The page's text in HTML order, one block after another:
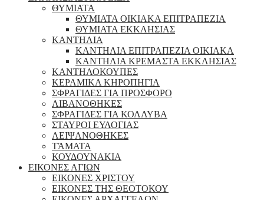
ΘΥΜΙΑΤΑ
ΘΥΜΙΑΤΑ ΟΙΚΙΑΚΑ ΕΠΙΤΡΑΠΕΖΙΑ
ΘΥΜΙΑΤΑ ΕΚΚΛΗΣΙΑΣ
ΚΑΝΤΗΛΙΑ
ΚΑΝΤΗΛΙΑ ΕΠΙΤΡΑΠΕΖΙΑ ΟΙΚΙΑΚΑ
ΚΑΝΤΗΛΙΑ ΚΡΕΜΑΣΤΑ ΕΚΚΛΗΣΙΑΣ
ΚΑΝΤΗΛΟΚΟΥΠΕΣ
ΚΕΡΑΜΙΚΑ ΚΗΡΟΠΗΓΙΑ
ΣΦΡΑΓΙΔΕΣ ΓΙΑ ΠΡΟΣΦΟΡΟ
ΛΙΒΑΝΟΘΗΚΕΣ
ΣΦΡΑΓΙΔΕΣ ΓΙΑ ΚΟΛΛΥΒΑ
ΣΤΑΥΡΟΙ ΕΥΛΟΓΙΑΣ
ΛΕΙΨΑΝΟΘΗΚΕΣ
ΤΆΜΑΤΑ
ΚΟΥΔΟΥΝΑΚΙΑ
ΕΙΚΟΝΕΣ ΑΓΙΩΝ
ΕΙΚΟΝΕΣ ΧΡΙΣΤΟΥ
ΕΙΚΟΝΕΣ ΤΗΣ ΘΕΟΤΟΚΟΥ